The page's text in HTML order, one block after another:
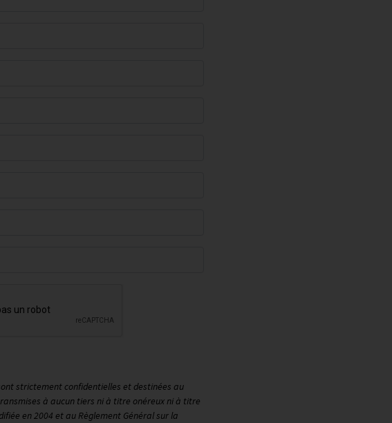
strictement confidentielles et destinées au
à aucun tiers ni à titre onéreux ni à titre
en 2004 et au Règlement Général sur la